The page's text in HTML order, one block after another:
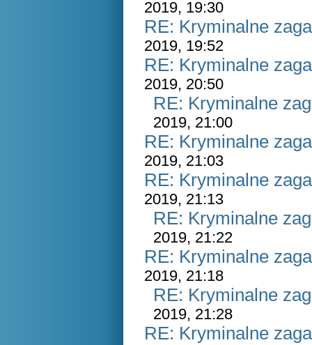
2019, 19:30
RE: Kryminalne
2019, 19:52
RE: Kryminalne
2019, 20:50
RE: Kryminalne
2019, 21:00
RE: Kryminalne
2019, 21:03
RE: Kryminalne
2019, 21:13
RE: Kryminalne
2019, 21:22
RE: Kryminalne
2019, 21:18
RE: Kryminalne
2019, 21:28
RE: Kryminalne